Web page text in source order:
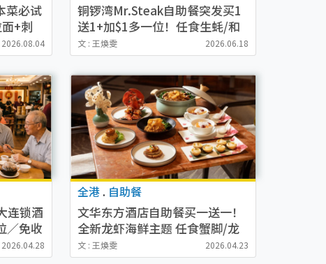
菜必试
+刺
2026.08.04
铜锣湾Mr.Steak自助餐突发买1
送1+加$1多一位！任食生蚝/和
牛/蟹脚/煎鸭肝
文 : 王煥雯 2026.06.18
连锁酒
／免收
2026.04.28
全港 . 自助餐
文华东方酒店自助餐买一送一！
全新龙虾海鲜主题 任食蟹脚/龙
虾/红烧花胶/燕窝挞/文华芝士蛋
糕！
文 : 王煥雯 2026.04.23